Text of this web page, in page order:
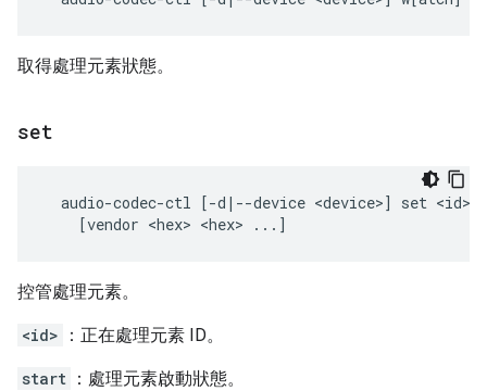
取得處理元素狀態。
set
audio-codec-ctl [-d|--device <device>] set <id>
控管處理元素。
<id> ：正在處理元素 ID。
start ：處理元素啟動狀態。